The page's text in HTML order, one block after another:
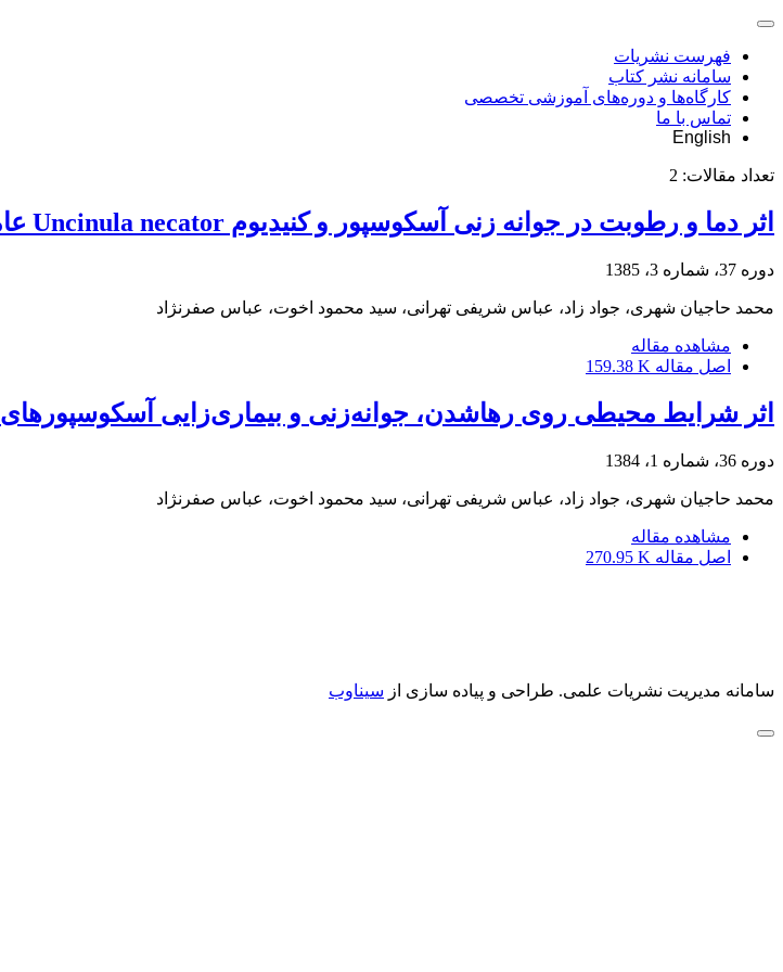
فهرست نشریات
سامانه نشر کتاب
کارگاه‌ها و دوره‌های آموزشی تخصصی
تماس با ما
English
تعداد مقالات: 2
اثر دما و رطوبت در جوانه زنی آسکوسپور و کنیدیوم Uncinula necator عامل بیماری سفیدک سطحی مو
دوره 37، شماره 3، 1385
محمد حاجیان شهری، جواد زاد، عباس شریفی تهرانی، سید محمود اخوت، عباس صفرنژاد
مشاهده مقاله
اصل مقاله 159.38 K
اثر شرایط محیطی روی رهاشدن، جوانه‌زنی و بیماری‌زایی آسکوسپورهای Uncinula necator عامل بیماری سفیدک سطحی انگور
دوره 36، شماره 1، 1384
محمد حاجیان شهری، جواد زاد، عباس شریفی تهرانی، سید محمود اخوت، عباس صفرنژاد
مشاهده مقاله
اصل مقاله 270.95 K
سامانه مدیریت نشریات علمی. طراحی و پیاده سازی از سیناوب